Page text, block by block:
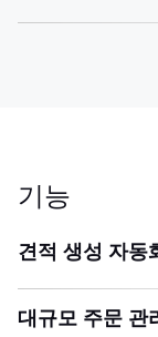
기능
견적 생성 자동
대규모 주문 관